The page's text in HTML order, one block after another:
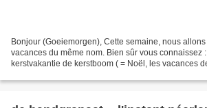
Bonjour (Goeiemorgen), Cette semaine, nous
vacances du même nom. Bien sûr vous connaissez
kerstvakantie de kerstboom ( = Noël, les vacances